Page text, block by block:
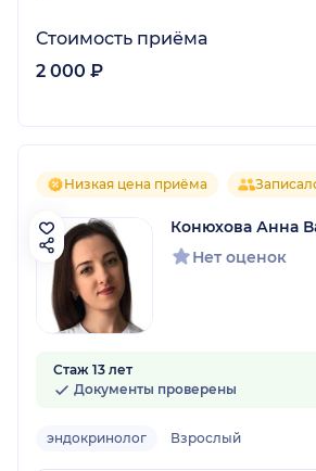
Стоимость приёма
2 000 ₽
Низкая цена приёма
Конюхова Анна
Нет оценок
Стаж 13 лет
Документы проверены
эндокринолог Взрослый